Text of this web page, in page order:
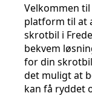
Velkommen
platform til at
skrotbil i
bekvem
for din
det muligt at
kan få ryddet